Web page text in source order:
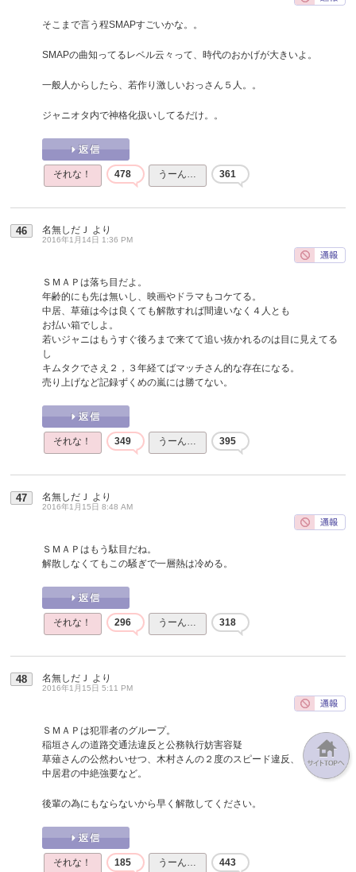
そこまで言う程SMAPすごいかな。。
SMAPの曲知ってるレベル云々って、時代のおかげが大きいよ。
一般人からしたら、若作り激しいおっさん５人。。
ジャニオタ内で神格化扱いしてるだけ。。
それな！ 478 うーん… 361
46 名無しだＪ より
2016年1月14日 1:36 PM
ＳＭＡＰは落ち目だよ。
年齢的にも先は無いし、映画やドラマもコケてる。
中居、草薙は今は良くても解散すれば間違いなく４人とも
お払い箱でしよ。
若いジャニはもうすぐ後ろまで来てて追い抜かれるのは目に見えてる
し
キムタクでさえ２，３年経てばマッチさん的な存在になる。
売り上げなど記録ずくめの嵐には勝てない。
それな！ 349 うーん… 395
47 名無しだＪ より
2016年1月15日 8:48 AM
ＳＭＡＰはもう駄目だね。
解散しなくてもこの騒ぎで一層熱は冷める。
それな！ 296 うーん… 318
48 名無しだＪ より
2016年1月15日 5:11 PM
ＳＭＡＰは犯罪者のグループ。
稲垣さんの道路交通法違反と公務執行妨害容疑
草薙さんの公然わいせつ、木村さんの２度のスピード違反、
中居君の中絶強要など。
後輩の為にもならないから早く解散してください。
それな！ 185 うーん… 443